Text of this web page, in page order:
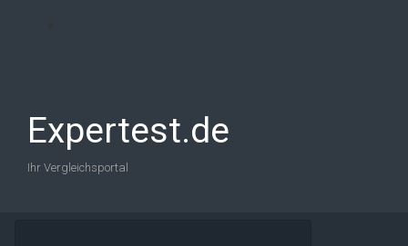
Expertest.de
Ihr Vergleichsportal